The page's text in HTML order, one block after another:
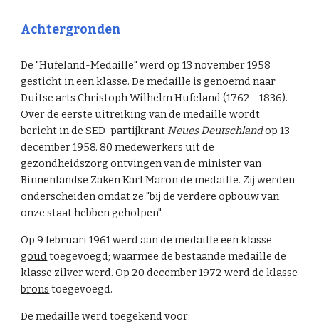
Achtergronden
De "Hufeland-Medaille" werd op 13 november 1958
gesticht in een klasse. De medaille is genoemd naar
Duitse arts Christoph Wilhelm Hufeland (1762 - 1836).
Over de eerste uitreiking van de medaille wordt
bericht in de SED-partijkrantNeues Deutschlandop 13
december 1958. 80 medewerkers uit de
gezondheidszorg ontvingen van de minister van
Binnenlandse Zaken Karl Maron de medaille. Zij werden
onderscheiden omdat ze "bij de verdere opbouw van
onze staat hebben geholpen".
Op 9 februari 1961 werd aan de medaille een klasse
goudtoegevoegd; waarmee de bestaande medaille de
klasse zilver werd. Op 20 december 1972 werd de klasse
brons toegevoegd.
De medaille werd toegekend voor: